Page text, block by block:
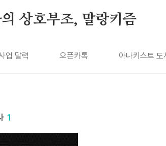
상호부조, 말랑키즘
업 달력 오픈카톡 아나키스트 도
1